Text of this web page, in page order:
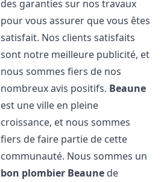
des garanties sur nos travaux
pour vous assurer que vous êtes
satisfait. Nos clients satisfaits
sont notre meilleure publicité, et
nous sommes fiers de nos
nombreux avis positifs. Beaune
est une ville en pleine
croissance, et nous sommes
fiers de faire partie de cette
communauté. Nous sommes un
bon plombier Beaune de